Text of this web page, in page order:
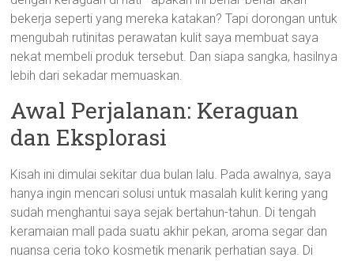
bekerja seperti yang mereka katakan? Tapi dorongan untuk
mengubah rutinitas perawatan kulit saya membuat saya
nekat membeli produk tersebut. Dan siapa sangka, hasilnya
lebih dari sekadar memuaskan.
Awal Perjalanan: Keraguan
dan Eksplorasi
Kisah ini dimulai sekitar dua bulan lalu. Pada awalnya, saya
hanya ingin mencari solusi untuk masalah kulit kering yang
sudah menghantui saya sejak bertahun-tahun. Di tengah
keramaian mall pada suatu akhir pekan, aroma segar dan
nuansa ceria toko kosmetik menarik perhatian saya. Di